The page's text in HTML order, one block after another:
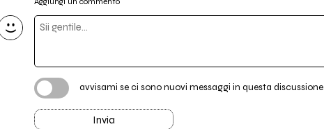
avvisami se ci sono nuovi messaggi in questa discussione
Invia